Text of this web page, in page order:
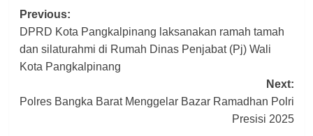
Post
navigation
Previous:
DPRD Kota Pangkalpinang laksanakan ramah tamah
dan silaturahmi di Rumah Dinas Penjabat (Pj) Wali
Kota Pangkalpinang
Next:
Polres Bangka Barat Menggelar Bazar Ramadhan Polri
Presisi 2025